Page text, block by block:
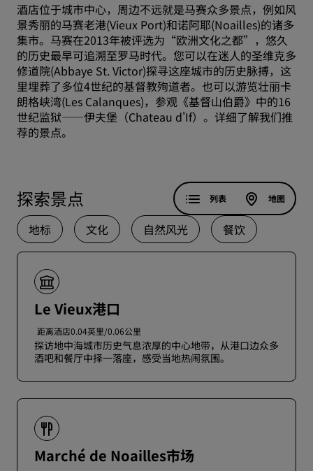
酒店位于城市中心，周边不远就是马赛众多景点，例如风
景秀丽的马赛老港(Vieux Port)和诺阿耶(Noailles)的诸多
集市。马赛在2013年被评选为“欧洲文化之都”，悠久
的历史最早可追溯至罗马时代。您可以在迷人的圣维克多
修道院(Abbaye St. Victor)探寻这座城市的历史脉搏，这
里埋葬了多位4世纪的基督教殉道者。也可以游览壮丽卡
朗格峡湾(Les Calanques)，参观《基督山伯爵》中的16
世纪监狱——伊夫堡（Chateau d'If）。详细了解我们推
荐的景点。
探索景点
地标 文化 自然风光 餐饮
列表 地图
Le Vieux港口
距离酒店0.04英里/0.06公里
探访地中海城市历史气息浓厚的中心地带，从港口边众多
酒吧和餐厅中择一落座，感受当地热闹氛围。
Marché de Noailles市场